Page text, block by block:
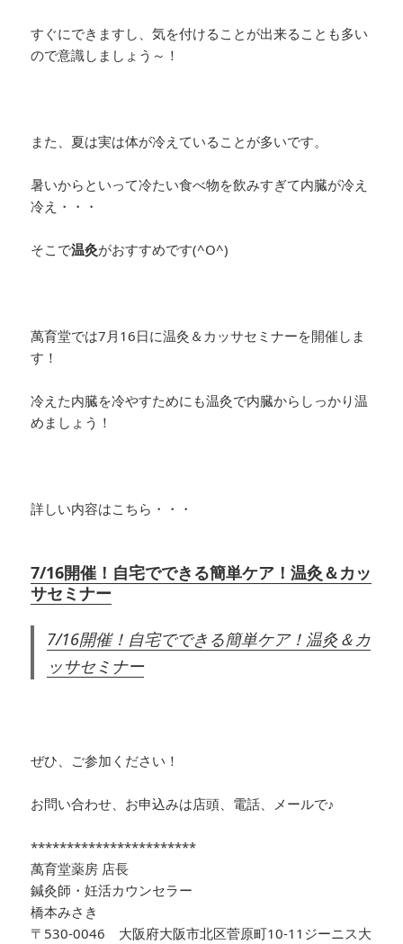
すぐにできますし、気を付けることが出来ることも多い
ので意識しましょう～！
また、夏は実は体が冷えていることが多いです。
暑いからといって冷たい食べ物を飲みすぎて内臓が冷え
冷え・・・
そこで温灸がおすすめです(^O^)
萬育堂では7月16日に温灸＆カッサセミナーを開催しま
す！
冷えた内臓を冷やすためにも温灸で内臓からしっかり温
めましょう！
詳しい内容はこちら・・・
7/16開催！自宅でできる簡単ケア！温灸＆カッ
サセミナー
7/16開催！自宅でできる簡単ケア！温灸＆カ
ッサセミナー
ぜひ、ご参加ください！
お問い合わせ、お申込みは店頭、電話、メールで♪
***********************
萬育堂薬房 店長
鍼灸師・妊活カウンセラー
橋本みさき
〒530-0046 大阪府大阪市北区菅原町10-11ジーニス大